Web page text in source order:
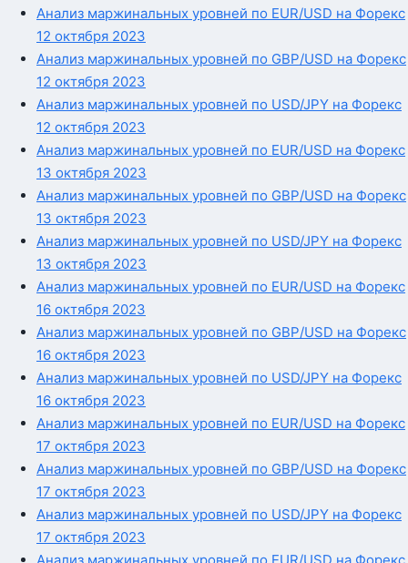
Анализ маржинальных уровней по EUR/USD на Форекс
12 октября 2023
Анализ маржинальных уровней по GBP/USD на Форекс
12 октября 2023
Анализ маржинальных уровней по USD/JPY на Форекс
12 октября 2023
Анализ маржинальных уровней по EUR/USD на Форекс
13 октября 2023
Анализ маржинальных уровней по GBP/USD на Форекс
13 октября 2023
Анализ маржинальных уровней по USD/JPY на Форекс
13 октября 2023
Анализ маржинальных уровней по EUR/USD на Форекс
16 октября 2023
Анализ маржинальных уровней по GBP/USD на Форекс
16 октября 2023
Анализ маржинальных уровней по USD/JPY на Форекс
16 октября 2023
Анализ маржинальных уровней по EUR/USD на Форекс
17 октября 2023
Анализ маржинальных уровней по GBP/USD на Форекс
17 октября 2023
Анализ маржинальных уровней по USD/JPY на Форекс
17 октября 2023